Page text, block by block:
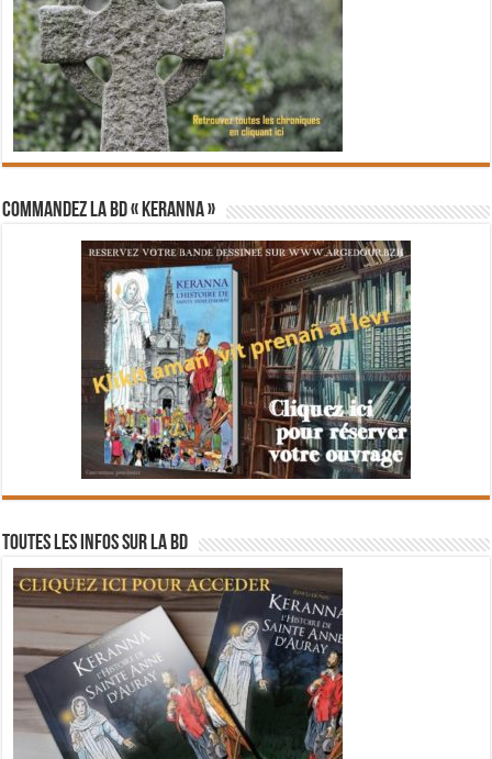
Commandez la BD « Keranna »
Toutes les infos sur la BD